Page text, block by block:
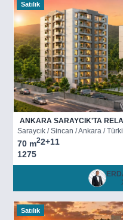
Satılık
ANKARA SARAYCIK'TA
Saraycık / Sincan / Ankara /
70 m22+11
1275
Satılık